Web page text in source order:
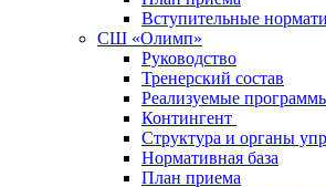
Вступительные
СШ «Олимп»
Руководство
Тренерский состав
Реализуемые
Контингент
Структура и органы
Нормативная база
План приема